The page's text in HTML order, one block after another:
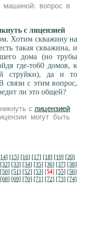
вопрос в
с лицензией
Хотим скважину на
такая скважина, и
дома (но трубы
где-то60 домов, к
струйки), да и то
связи с этим вопрос,
ли это общей?
с лицензией
могут быть
[15] [16] [17] [18] [19] [20]
[32] [33] [34] [35] [36] [37] [38]
[50] [51] [52] [53] [54] [55] [56]
[68] [69] [70] [71] [72] [73] [74]